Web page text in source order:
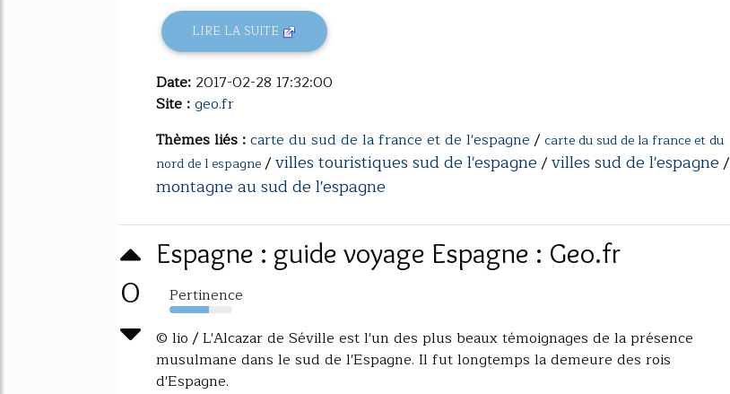
LIRE LA SUITE
Date: 2017-02-28 17:32:00
Site :geo.fr
Thèmes liés :carte du sud de la france et de l'espagne/ carte du sud de la france et du
nord de l espagne/villes touristiques sud de l'espagne/villes sud de l'espagne/
montagne au sud de l'espagne
0
Espagne : guide voyage Espagne : Geo.fr
Pertinence
63%
© lio / L'Alcazar de Séville est l'un des plus beaux témoignages de la présence
musulmane dans le sud de l'Espagne. Il fut longtemps la demeure des rois
d'Espagne.